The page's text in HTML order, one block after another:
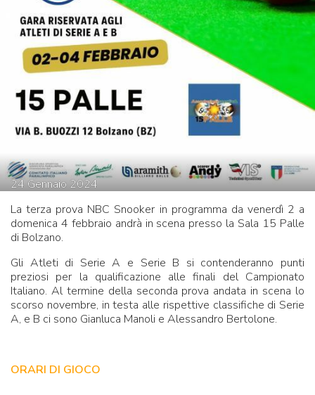
24Gennaio2024
La terza prova NBC Snooker in programma da venerdì 2 a
domenica 4 febbraio andrà in scena presso la Sala 15 Palle
di Bolzano.
Gli Atleti di Serie A e Serie B si contenderanno punti
preziosi per la qualificazione alle finali del Campionato
Italiano. Al termine della seconda prova andata in scena lo
scorso novembre, in testa alle rispettive classifiche di Serie
A, e B ci sono Gianluca Manoli e Alessandro Bertolone.
ORARI DI GIOCO